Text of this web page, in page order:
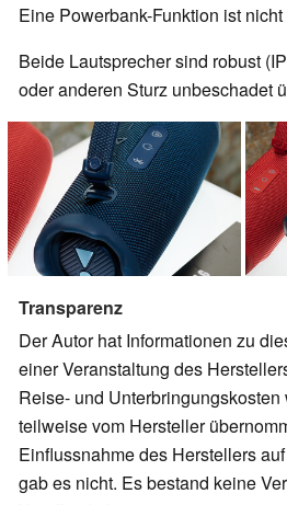
Eine Powerbank-Funktion ist
Beide Lautsprecher sind robust
oder anderen Sturz unbeschadet
Transparenz
Der Autor hat Informationen zu
einer Veranstaltung des
Reise- und
teilweise vom Hersteller
Einflussnahme des Herstellers
gab es nicht. Es bestand keine